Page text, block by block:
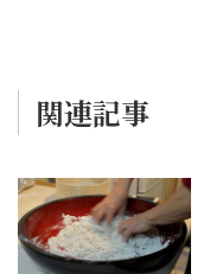
関連記事